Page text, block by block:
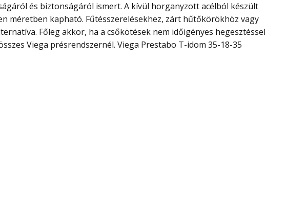
és biztonságáról ismert. A kívül horganyzott acélból készült
méretben kapható. Fűtésszerelésekhez, zárt hűtőkörökhöz vagy
Főleg akkor, ha a csőkötések nem időigényes hegesztéssel
Viega présrendszernél. Viega Prestabo T-idom 35-18-35